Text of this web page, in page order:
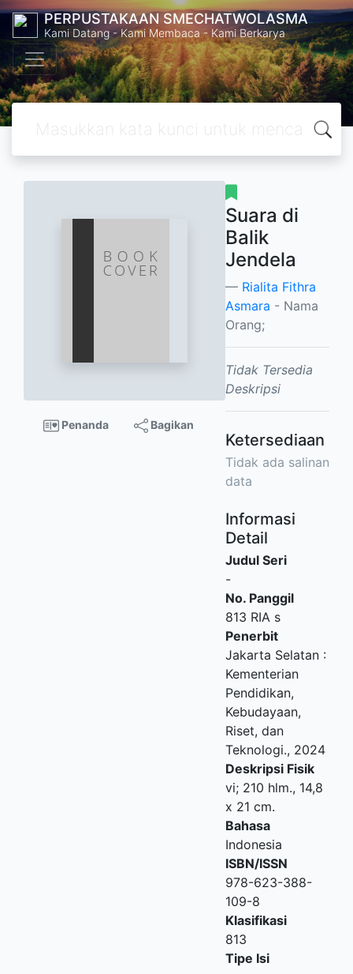
PERPUSTAKAAN SMECHATWOLASMA
Kami Datang - Kami Membaca - Kami Berkarya
Penanda Bagikan
Suara di
Balik
Jendela
Rialita Fithra
Asmara - Nama
Orang;
Tidak Tersedia
Deskripsi
Ketersediaan
Tidak ada salinan
data
Informasi
Detail
Judul Seri
-
No. Panggil
813 RIA s
Penerbit
Jakarta Selatan :
Kementerian
Pendidikan,
Kebudayaan,
Riset, dan
Teknologi., 2024
Deskripsi Fisik
vi; 210 hlm., 14,8
x 21 cm.
Bahasa
Indonesia
ISBN/ISSN
978-623-388-
109-8
Klasifikasi
813
Tipe Isi